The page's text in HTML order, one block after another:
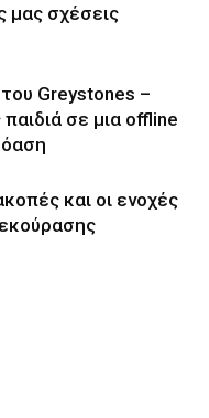
μας σχέσεις
Greystones –
σε μια offline
όαση
και οι ενοχές